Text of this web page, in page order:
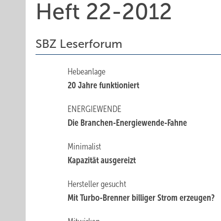
Heft 22-2012
SBZ Leserforum
Hebeanlage
20 Jahre funktioniert
ENERGIEWENDE
Die Branchen-Energiewende-Fahne
Minimalist
Kapazität ausgereizt
Hersteller gesucht
Mit Turbo-Brenner ­billiger Strom erzeugen?